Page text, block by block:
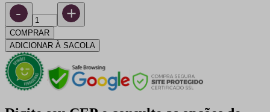
COMPRAR
ADICIONAR À SACOLA